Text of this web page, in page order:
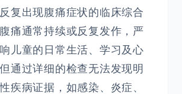
复出现腹痛症状的临床综合
痛通常持续或反复发作，严
儿童的日常生活、学习及心
通过详细的检查无法发现明
疾病证据，如感染、炎症、